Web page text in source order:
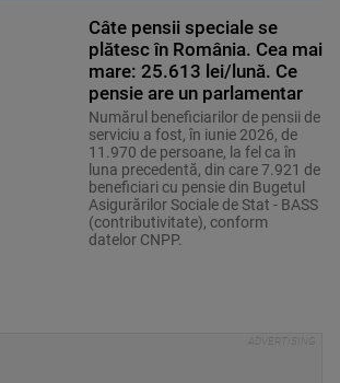
Câte pensii speciale se
plătesc în România. Cea mai
mare: 25.613 lei/lună. Ce
pensie are un parlamentar
Numărul beneficiarilor de pensii de
serviciu a fost, în iunie 2026, de
11.970 de persoane, la fel ca în
luna precedentă, din care 7.921 de
beneficiari cu pensie din Bugetul
Asigurărilor Sociale de Stat - BASS
(contributivitate), conform
datelor CNPP.